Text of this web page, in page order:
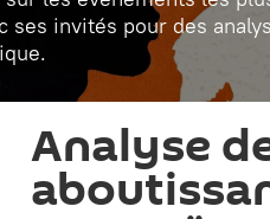
ses invités pour des
Analyse